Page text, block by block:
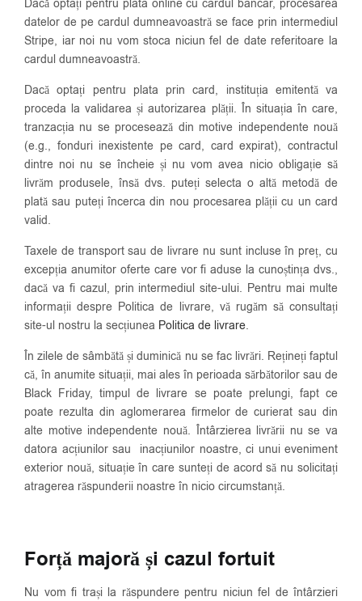
Dacă optați pentru plata online cu cardul bancar, procesarea
datelor de pe cardul dumneavoastră se face prin intermediul
Stripe, iar noi nu vom stoca niciun fel de date referitoare la
cardul dumneavoastră.
Dacă optați pentru plata prin card, instituția emitentă va
proceda la validarea și autorizarea plății. În situația în care,
tranzacția nu se procesează din motive independente nouă
(e.g., fonduri inexistente pe card, card expirat), contractul
dintre noi nu se încheie și nu vom avea nicio obligație să
livrăm produsele, însă dvs. puteți selecta o altă metodă de
plată sau puteți încerca din nou procesarea plății cu un card
valid.
Taxele de transport sau de livrare nu sunt incluse în preț, cu
excepția anumitor oferte care vor fi aduse la cunoștința dvs.,
dacă va fi cazul, prin intermediul site-ului. Pentru mai multe
informații despre Politica de livrare, vă rugăm să consultați
site-ul nostru la secțiunea Politica de livrare.
În zilele de sâmbătă și duminică nu se fac livrări. Rețineți faptul
că, în anumite situații, mai ales în perioada sărbătorilor sau de
Black Friday, timpul de livrare se poate prelungi, fapt ce
poate rezulta din aglomerarea firmelor de curierat sau din
alte motive independente nouă. Întârzierea livrării nu se va
datora acțiunilor sau inacțiunilor noastre, ci unui eveniment
exterior nouă, situație în care sunteți de acord să nu solicitați
atragerea răspunderii noastre în nicio circumstanță.
Forță majoră și cazul fortuit
Nu vom fi trași la răspundere pentru niciun fel de întârzieri